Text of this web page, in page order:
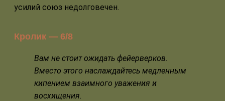
усилий союз недолговечен.
Кролик — 6/8
Вам не стоит ожидать фейерверков.
Вместо этого наслаждайтесь медленным
кипением взаимного уважения и
восхищения.